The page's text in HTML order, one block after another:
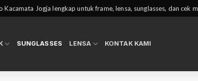
Kacamata Jogja lengkap untuk frame, lensa, sunglasses, dan cek
SUNGLASSES LENSA KONTAK KAMI